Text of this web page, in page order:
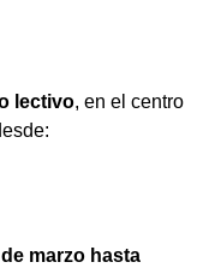
lectivo, en el centro
marzo hasta